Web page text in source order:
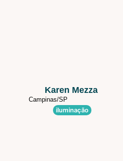
Karen Mezza
Campinas/SP
iluminação